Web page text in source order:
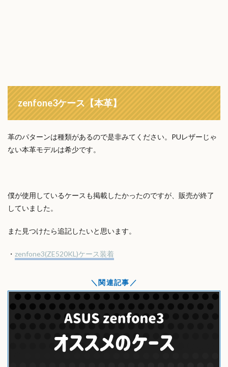
zenfone3ケース【本革】
革のパターンは種類があるので是非みてください。PUレザーじゃ
ない本革モデルは希少です。
僕が使用しているケースも掲載したかったのですが、販売が終了
していました。
また見つけたら追記したいと思います。
・ zenfone3(ZE520KL)ケース装着
関連記事